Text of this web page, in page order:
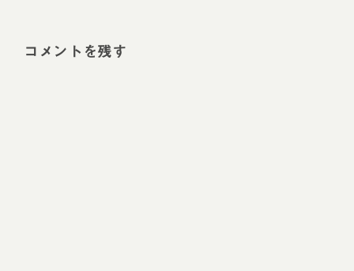
コメントを残す